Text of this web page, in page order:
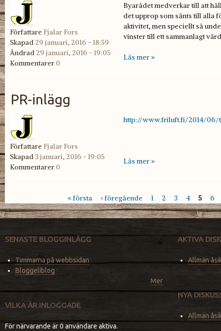
Författare Fjalar Fors
Skapad 29 januari, 2016 - 18:59
Ändrad 29 januari, 2016 - 19:05
Kommentarer 0
Byarådet medverkar till att
det upprop som sänts till alla
aktivitet, men speciellt så
vinster till ett sammanlagt
Läs mer »
PR-inlägg
Författare Fjalar Fors
Skapad 3 januari, 2016 - 19:05
Kommentarer 0
http://www.friluft.fi/2014/06/
Läs mer »
Sidor
« första ‹ föregående 1 2 3 4 5 6
SENASTE BLOGGINLÄGG
Timmarna på webbsidan
Bloggeliblog
Mer
VILKA ÄR INLOGGADE
För närvarande är 0 användare aktiva.
AKTIVA
Allmän
NYA
Allmän